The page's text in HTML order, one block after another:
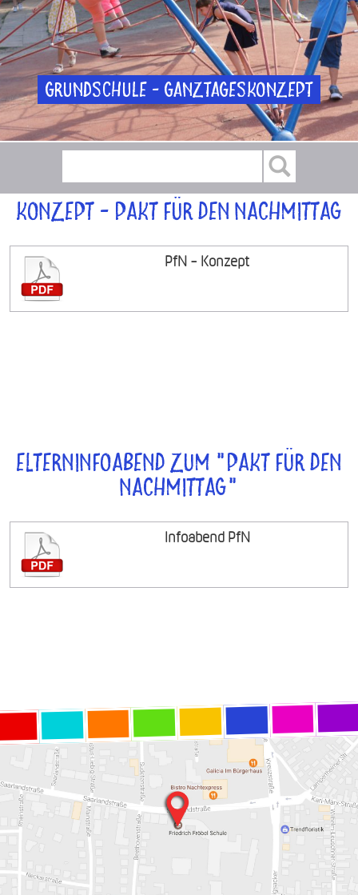
Grundschule - Ganztageskonzept
Konzept - Pakt für den Nachmittag
PfN - Konzept
Elterninfoabend zum "Pakt für den
Nachmittag"
Infoabend PfN